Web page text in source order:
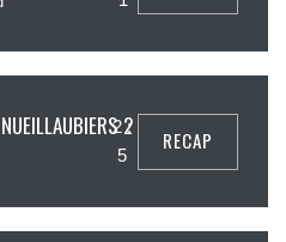
2
2 :
5
RECAP